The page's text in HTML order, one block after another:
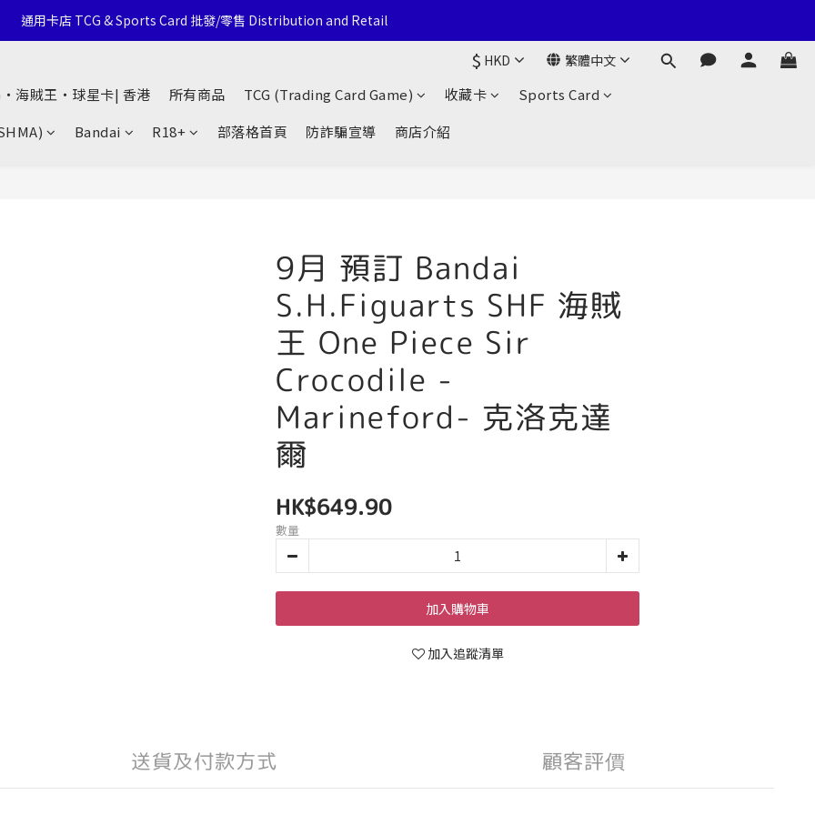
通用卡店 TCG & Sports Card 批發/零售 Distribution and Retail
通用卡店 TCG & Sports Card 批發/零售 Distribution and Retail
荃灣西樓角路138-168號 荃豐中心地下A59號舖
通用卡店 TCG & Sports Card 批發/零售 Distribution and Retail
$ HKD 繁體中文
海賊王・球星卡| 香港 所有商品 TCG (Trading Card Game) 收藏卡
Sports Card
Bandai R18+ 部落格首頁 防詐騙宣導 商店介紹
9月 預訂 Bandai
S.H.Figuarts SHF 海賊
王 One Piece Sir
Crocodile -
Marineford- 克洛克達
爾
HK$649.90
數量
加入購物車
加入追蹤清單
送貨及付款方式 顧客評價